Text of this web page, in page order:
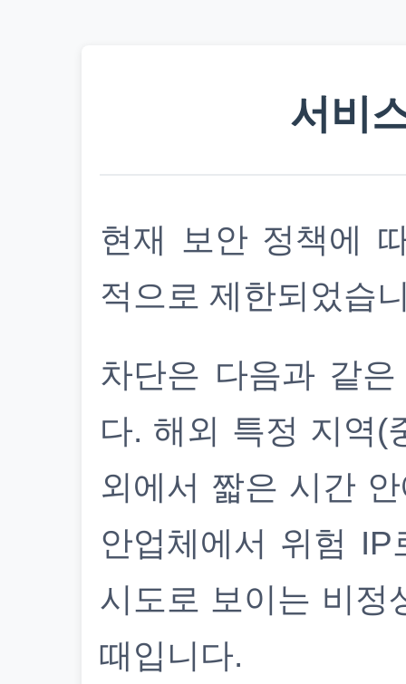
서비
현재 보안 정책에
적으로 제한되었습
차단은 다음과 같
다. 해외 특정 지역(
외에서 짧은 시간
안업체에서 위험
시도로 보이는 비정
때입니다.